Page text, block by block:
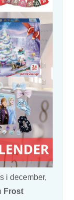
i december,
Frost